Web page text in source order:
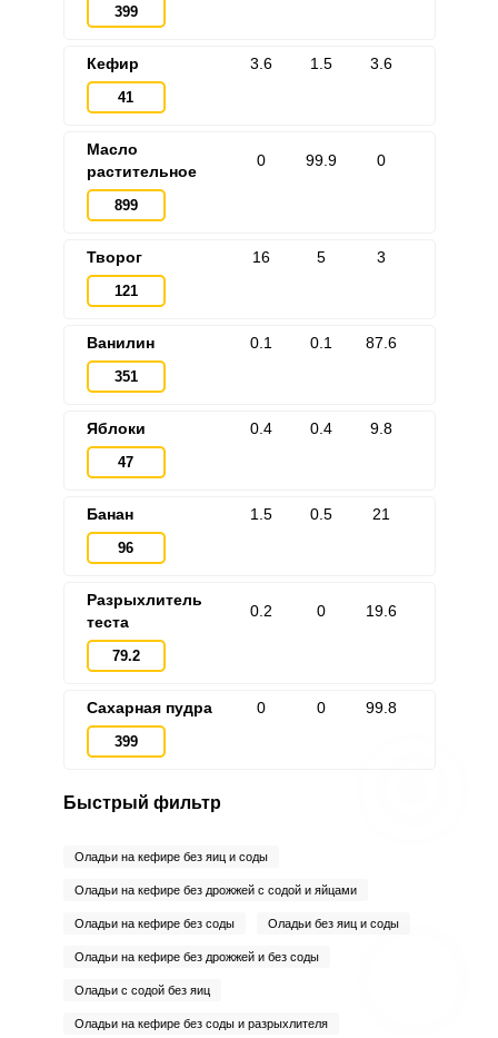
399
Кефир
41
3.6 1.5 3.6
Масло
растительное
899
0 99.9 0
Творог
121
16 5 3
Ванилин
351
0.1 0.1 87.6
Яблоки
47
0.4 0.4 9.8
Банан
96
1.5 0.5 21
Разрыхлитель
теста
79.2
0.2 0 19.6
Сахарная пудра
399
0 0 99.8
Быстрый фильтр
Оладьи на кефире без яиц и соды
Оладьи на кефире без дрожжей с содой и яйцами
Оладьи на кефире без соды Оладьи без яиц и соды
Оладьи на кефире без дрожжей и без соды
Оладьи с содой без яиц
Оладьи на кефире без соды и разрыхлителя